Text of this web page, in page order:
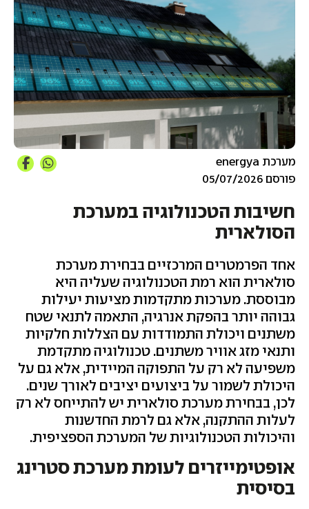
מערכת energya
פורסם 05/07/2026
חשיבות הטכנולוגיה במערכת
הסולארית
אחד הפרמטרים המרכזיים בבחירת מערכת
סולארית הוא רמת הטכנולוגיה שעליה היא
מבוססת. מערכות מתקדמות מציעות יעילות
גבוהה יותר בהפקת אנרגיה, התאמה לתנאי שטח
משתנים ויכולת התמודדות עם הצללות חלקיות
ותנאי מזג אוויר משתנים. טכנולוגיה מתקדמת
משפיעה לא רק על התפוקה המיידית, אלא גם על
היכולת לשמור על ביצועים יציבים לאורך שנים.
לכן, בבחירת מערכת סולארית יש להתייחס לא רק
לעלות ההתקנה, אלא גם לרמת החדשנות
והיכולות הטכנולוגיות של המערכת הספציפית.
אופטימייזרים לעומת מערכת סטרינג
בסיסית